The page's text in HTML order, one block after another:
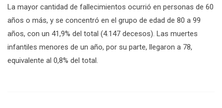
La mayor cantidad de fallecimientos ocurrió en personas de 60
años o más, y se concentró en el grupo de edad de 80 a 99
años, con un 41,9% del total (4.147 decesos). Las muertes
infantiles menores de un año, por su parte, llegaron a 78,
equivalente al 0,8% del total.